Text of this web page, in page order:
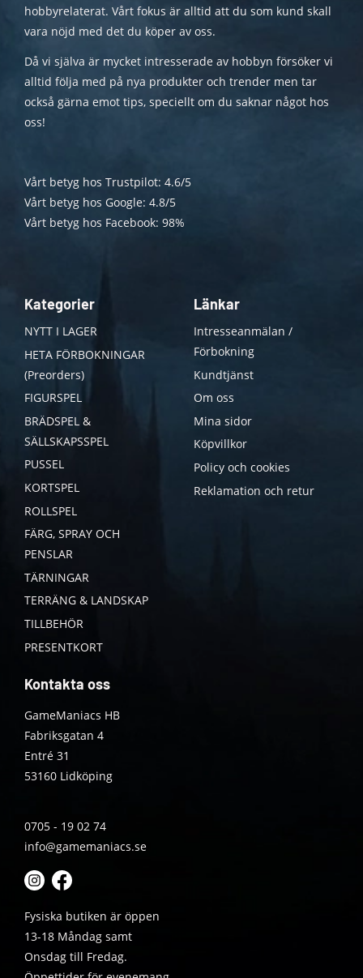
hobbyrelaterat. Vårt fokus är alltid att du som kund skall
vara nöjd med det du köper av oss.
Då vi själva är mycket intresserade av hobbyn försöker vi
alltid följa med på nya produkter och trender men tar
också gärna emot tips, speciellt om du saknar något hos
oss!
Vårt betyg hos Trustpilot: 4.6/5
Vårt betyg hos Google: 4.8/5
Vårt betyg hos Facebook: 98%
Kategorier
NYTT I LAGER
HETA FÖRBOKNINGAR
(Preorders)
FIGURSPEL
BRÄDSPEL &
SÄLLSKAPSSPEL
PUSSEL
KORTSPEL
ROLLSPEL
FÄRG, SPRAY OCH
PENSLAR
TÄRNINGAR
TERRÄNG & LANDSKAP
TILLBEHÖR
PRESENTKORT
Länkar
Intresseanmälan /
Förbokning
Kundtjänst
Om oss
Mina sidor
Köpvillkor
Policy och cookies
Reklamation och retur
Kontakta oss
GameManiacs HB
Fabriksgatan 4
Entré 31
53160 Lidköping
0705 - 19 02 74
info@gamemaniacs.se
Fysiska butiken är öppen
13-18 Måndag samt
Onsdag till Fredag.